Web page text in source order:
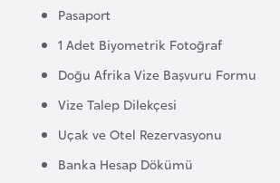
Pasaport
1 Adet Biyometrik Fotoğraf
Doğu Afrika Vize Başvuru Formu
Vize Talep Dilekçesi
Uçak ve Otel Rezervasyonu
Banka Hesap Dökümü